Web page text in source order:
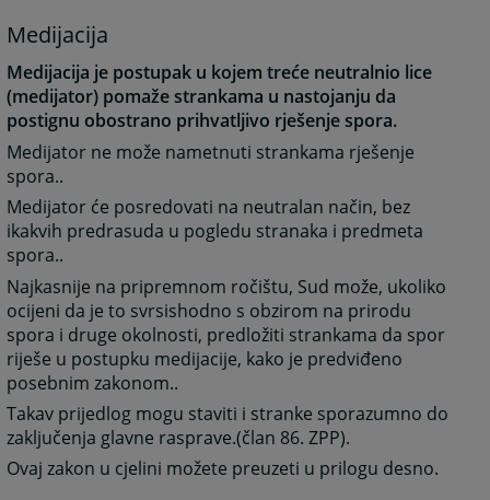
Medijacija
Medijacija je postupak u kojem treće neutralnio lice
(medijator) pomaže strankama u nastojanju da
postignu obostrano prihvatljivo rješenje spora.
Medijator ne može nametnuti strankama rješenje
spora..
Medijator će posredovati na neutralan način, bez
ikakvih predrasuda u pogledu stranaka i predmeta
spora..
Najkasnije na pripremnom ročištu, Sud može, ukoliko
ocijeni da je to svrsishodno s obzirom na prirodu
spora i druge okolnosti, predložiti strankama da spor
riješe u postupku medijacije, kako je predviđeno
posebnim zakonom..
Takav prijedlog mogu staviti i stranke sporazumno do
zaključenja glavne rasprave.(član 86. ZPP).
Ovaj zakon u cjelini možete preuzeti u prilogu desno.